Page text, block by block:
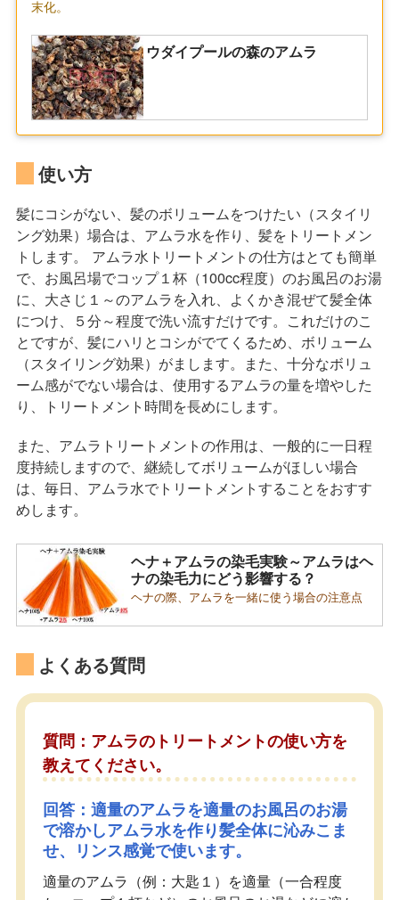
末化。
ウダイプールの森のアムラ
使い方
髪にコシがない、髪のボリュームをつけたい（スタイリ
ング効果）場合は、アムラ水を作り、髪をトリートメン
トします。 アムラ水トリートメントの仕方はとても簡単
で、お風呂場でコップ１杯（100cc程度）のお風呂のお湯
に、大さじ１～のアムラを入れ、よくかき混ぜて髪全体
につけ、５分～程度で洗い流すだけです。これだけのこ
とですが、髪にハリとコシがでてくるため、ボリューム
（スタイリング効果）がまします。また、十分なボリュ
ーム感がでない場合は、使用するアムラの量を増やした
り、トリートメント時間を長めにします。
また、アムラトリートメントの作用は、一般的に一日程
度持続しますので、継続してボリュームがほしい場合
は、毎日、アムラ水でトリートメントすることをおすす
めします。
ヘナ＋アムラの染毛実験～アムラはヘ
ナの染毛力にどう影響する？
ヘナの際、アムラを一緒に使う場合の注意点
よくある質問
質問：アムラのトリートメントの使い方を
教えてください。
回答：適量のアムラを適量のお風呂のお湯
で溶かしアムラ水を作り髪全体に沁みこま
せ、リンス感覚で使います。
適量のアムラ（例：大匙１）を適量（一合程度